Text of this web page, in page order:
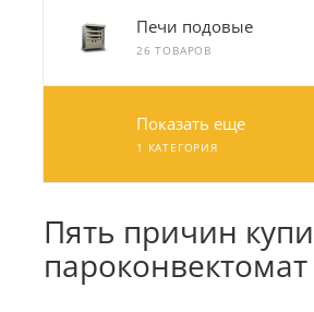
Печи подовые
26 ТОВАРОВ
Показать еще
1 КАТЕГОРИЯ
Пять причин
пароконвектомат